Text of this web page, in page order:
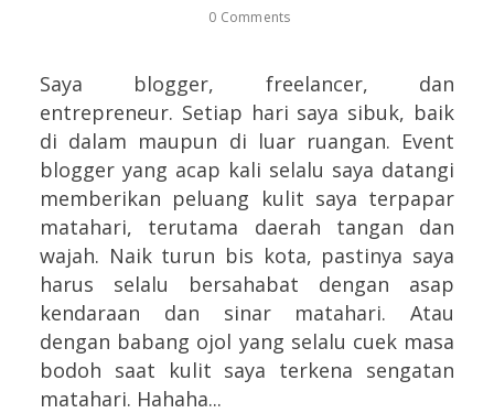
0 Comments
Saya blogger, freelancer, dan
entrepreneur. Setiap hari saya sibuk, baik
di dalam maupun di luar ruangan. Event
blogger yang acap kali selalu saya datangi
memberikan peluang kulit saya terpapar
matahari, terutama daerah tangan dan
wajah. Naik turun bis kota, pastinya saya
harus selalu bersahabat dengan asap
kendaraan dan sinar matahari. Atau
dengan babang ojol yang selalu cuek masa
bodoh saat kulit saya terkena sengatan
matahari. Hahaha...